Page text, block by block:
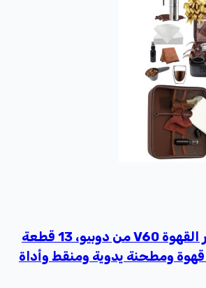
طقم ماكينة تحضير القهوة V60 من دوبيو، 13 قطعة
ومطحنة يدوية ومنقط وأداة